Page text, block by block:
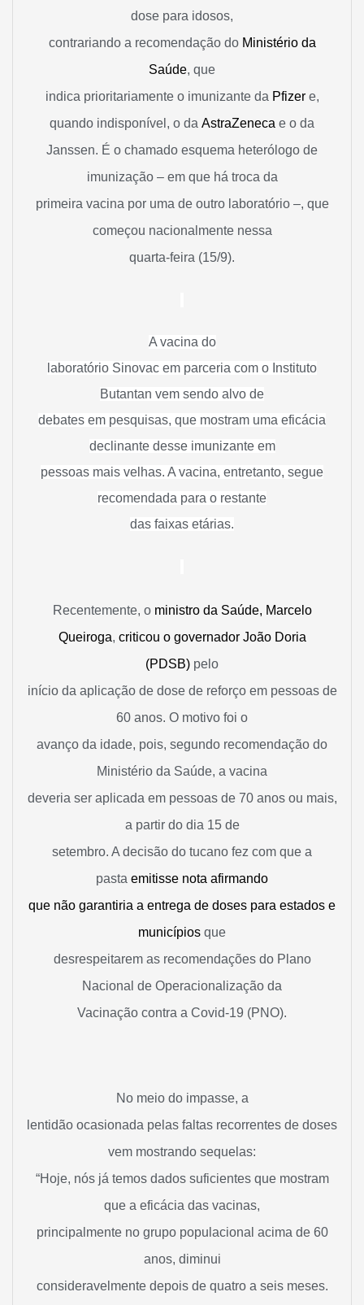
dose para idosos,
contrariando a recomendação do Ministério da
Saúde, que
indica prioritariamente o imunizante da Pfizere,
quando indisponível, o da AstraZeneca e o da
Janssen. É o chamado esquema heterólogo de
imunização – em que há troca da
primeira vacina por uma de outro laboratório –, que
começou nacionalmente nessa
quarta-feira (15/9).
A vacina do
laboratório Sinovac em parceria com o Instituto
Butantan vem sendo alvo de
debates em pesquisas, que mostram uma eficácia
declinante desse imunizante em
pessoas mais velhas. A vacina, entretanto, segue
recomendada para o restante
das faixas etárias.
Recentemente, o ministro da Saúde, Marcelo
Queiroga, criticou o governador João Doria
(PDSB) pelo
início da aplicação de dose de reforço em pessoas de
60 anos. O motivo foi o
avanço da idade, pois, segundo recomendação do
Ministério da Saúde, a vacina
deveria ser aplicada em pessoas de 70 anos ou mais,
a partir do dia 15 de
setembro. A decisão do tucano fez com que a
pasta emitisse nota afirmando
que não garantiria a entrega de doses para estados e
municípios que
desrespeitarem as recomendações do Plano
Nacional de Operacionalização da
Vacinação contra a Covid-19 (PNO).
No meio do impasse, a
lentidão ocasionada pelas faltas recorrentes de doses
vem mostrando sequelas:
“Hoje, nós já temos dados suficientes que mostram
que a eficácia das vacinas,
principalmente no grupo populacional acima de 60
anos, diminui
consideravelmente depois de quatro a seis meses.